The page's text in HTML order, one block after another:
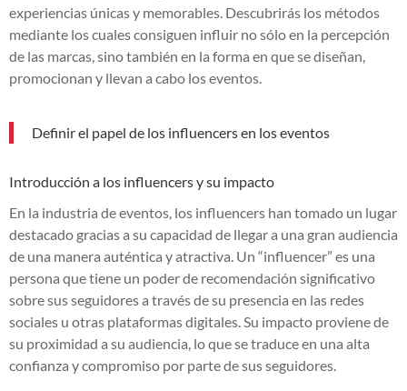
experiencias únicas y memorables. Descubrirás los métodos
mediante los cuales consiguen influir no sólo en la percepción
de las marcas, sino también en la forma en que se diseñan,
promocionan y llevan a cabo los eventos.
Definir el papel de los influencers en los eventos
Introducción a los influencers y su impacto
En la industria de eventos, los influencers han tomado un lugar
destacado gracias a su capacidad de llegar a una gran audiencia
de una manera auténtica y atractiva. Un “influencer” es una
persona que tiene un poder de recomendación significativo
sobre sus seguidores a través de su presencia en las redes
sociales u otras plataformas digitales. Su impacto proviene de
su proximidad a su audiencia, lo que se traduce en una alta
confianza y compromiso por parte de sus seguidores.